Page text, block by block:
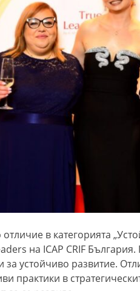
в категорията
на ICAP CRIF
за устойчиво развитие.
практики в